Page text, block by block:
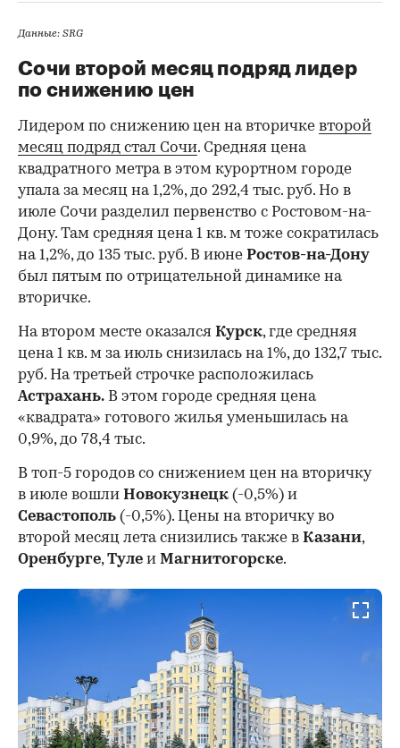
Данные: SRG
Сочи второй месяц подряд лидер
по снижению цен
Лидером по снижению цен на вторичке второй
месяц подряд стал Сочи. Средняя цена
квадратного метра в этом курортном городе
упала за месяц на 1,2%, до 292,4 тыс. руб. Но в
июле Сочи разделил первенство с Ростовом-на-
Дону. Там средняя цена 1 кв. м тоже сократилась
на 1,2%, до 135 тыс. руб. В июне Ростов-на-Дону
был пятым по отрицательной динамике на
вторичке.
На втором месте оказался Курск, где средняя
цена 1 кв. м за июль снизилась на 1%, до 132,7 тыс.
руб. На третьей строчке расположилась
Астрахань. В этом городе средняя цена
«квадрата» готового жилья уменьшилась на
0,9%, до 78,4 тыс.
В топ-5 городов со снижением цен на вторичку
в июле вошли Новокузнецк (-0,5%) и
Севастополь (-0,5%). Цены на вторичку во
второй месяц лета снизились также в Казани,
Оренбурге,Туле и Магнитогорске.